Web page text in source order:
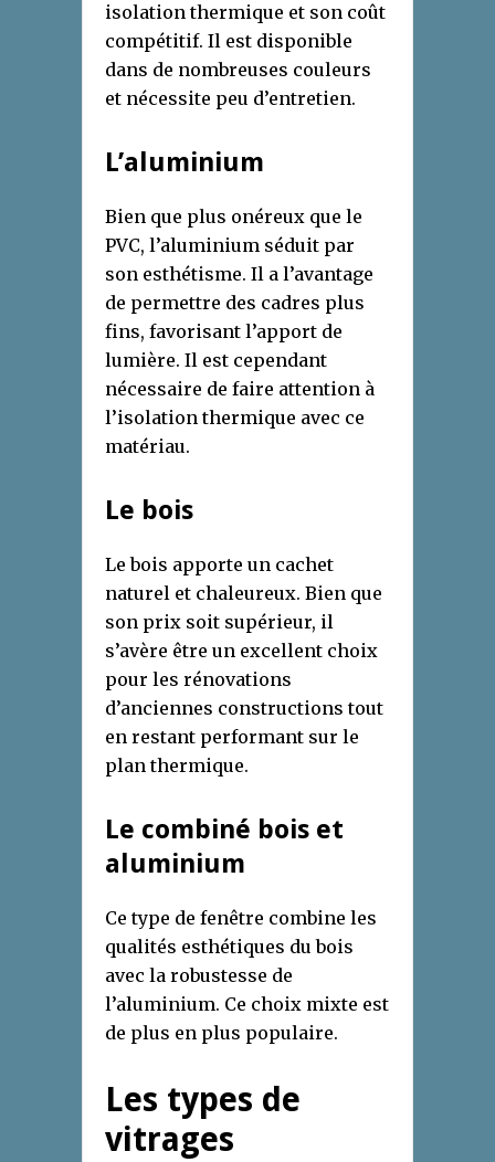
isolation thermique et son coût
compétitif. Il est disponible
dans de nombreuses couleurs
et nécessite peu d’entretien.
L’aluminium
Bien que plus onéreux que le
PVC, l’aluminium séduit par
son esthétisme. Il a l’avantage
de permettre des cadres plus
fins, favorisant l’apport de
lumière. Il est cependant
nécessaire de faire attention à
l’isolation thermique avec ce
matériau.
Le bois
Le bois apporte un cachet
naturel et chaleureux. Bien que
son prix soit supérieur, il
s’avère être un excellent choix
pour les rénovations
d’anciennes constructions tout
en restant performant sur le
plan thermique.
Le combiné bois et
aluminium
Ce type de fenêtre combine les
qualités esthétiques du bois
avec la robustesse de
l’aluminium. Ce choix mixte est
de plus en plus populaire.
Les types de
vitrages